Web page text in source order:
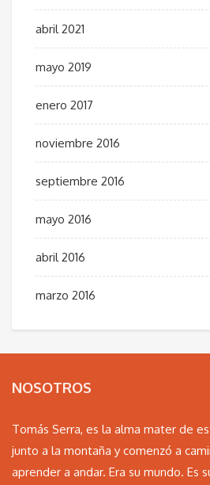
abril 2021
mayo 2019
enero 2017
noviembre 2016
septiembre 2016
mayo 2016
abril 2016
marzo 2016
NOSOTROS
Tomás Serra, es la alma mater de
junto a la montaña y comenzó a
aprender a andar. Era su mundo. Es